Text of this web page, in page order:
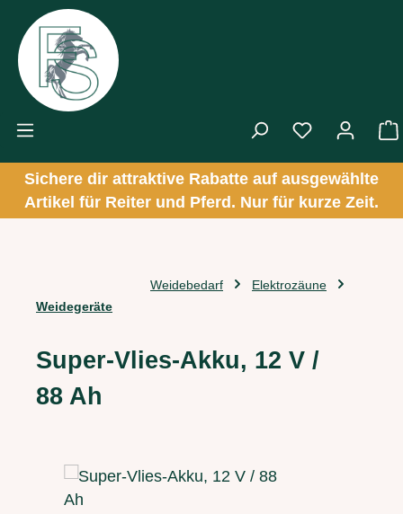
Zum Hauptinhalt springen
Sichere dir attraktive Rabatte auf ausgewählte
Artikel für Reiter und Pferd. Nur für kurze Zeit.
Weidebedarf
Elektrozäune
Weidegeräte
Super-Vlies-Akku, 12 V /
88 Ah
Bildergalerie überspringen